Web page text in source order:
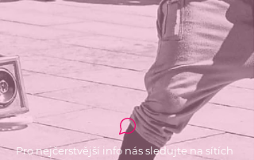
Pro nejčerstvější info nás sledujte na sítích